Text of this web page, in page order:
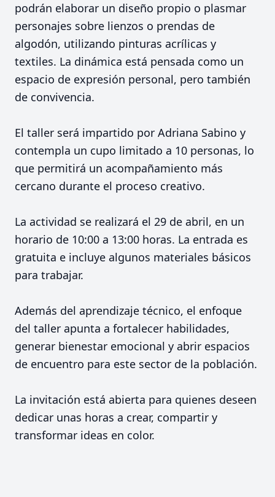
podrán elaborar un diseño propio o plasmar
personajes sobre lienzos o prendas de
algodón, utilizando pinturas acrílicas y
textiles. La dinámica está pensada como un
espacio de expresión personal, pero también
de convivencia.
El taller será impartido por Adriana Sabino y
contempla un cupo limitado a 10 personas, lo
que permitirá un acompañamiento más
cercano durante el proceso creativo.
La actividad se realizará el 29 de abril, en un
horario de 10:00 a 13:00 horas. La entrada es
gratuita e incluye algunos materiales básicos
para trabajar.
Además del aprendizaje técnico, el enfoque
del taller apunta a fortalecer habilidades,
generar bienestar emocional y abrir espacios
de encuentro para este sector de la población.
La invitación está abierta para quienes deseen
dedicar unas horas a crear, compartir y
transformar ideas en color.